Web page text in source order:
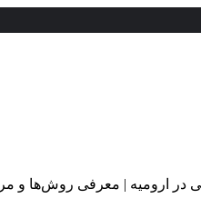
در ارومیه | معرفی روش‌ها و